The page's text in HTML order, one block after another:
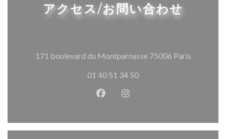
アクセス/お問い合わせ
171 boulevard du Montparnasse 75006 Paris((新しい
01 40 51 34 50
Facebook ((新しいウィンドウ
Instagram ((新しいウィ